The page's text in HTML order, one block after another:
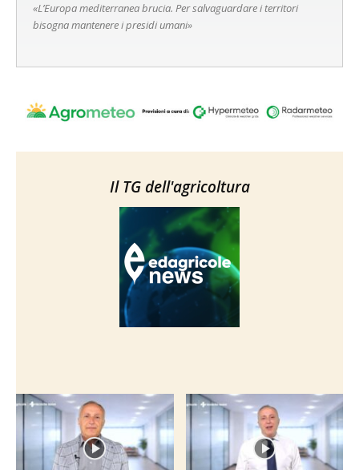
«L’Europa mediterranea brucia. Per salvaguardare i territori
bisogna mantenere i presidi umani»
Il TG dell'agricoltura